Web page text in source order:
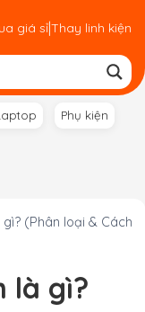
giá sỉ|Thay linh kiện
Phụ kiện
(Phân loại & Cách
là gì?